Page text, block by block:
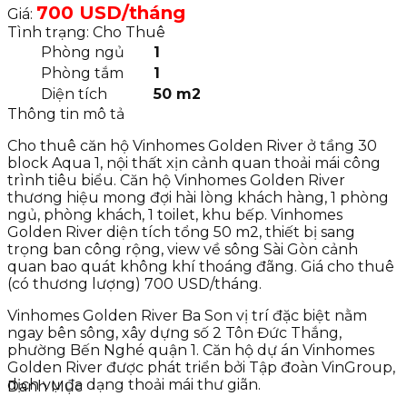
Giá: 700 USD/tháng
Tình trạng: Cho Thuê
Phòng ngủ
1
Phòng tắm
1
Diện tích
50 m2
Thông tin mô tả
Cho thuê căn hộ Vinhomes Golden River ở tầng 30
block Aqua 1, nội thất xịn cảnh quan thoải mái công
trình tiêu biểu. Căn hộ Vinhomes Golden River
thương hiệu mong đợi hài lòng khách hàng, 1 phòng
ngủ, phòng khách, 1 toilet, khu bếp. Vinhomes
Golden River diện tích tổng 50 m2, thiết bị sang
trọng ban công rộng, view về sông Sài Gòn cảnh
quan bao quát không khí thoáng đãng. Giá cho thuê
(có thương lượng) 700 USD/tháng.
Vinhomes Golden River Ba Son vị trí đặc biệt nằm
ngay bên sông, xây dựng số 2 Tôn Đức Thắng,
phường Bến Nghé quận 1. Căn hộ dự án Vinhomes
Golden River được phát triển bởi Tập đoàn VinGroup,
dịch vụ đa dạng thoải mái thư giãn.
Danh Mục